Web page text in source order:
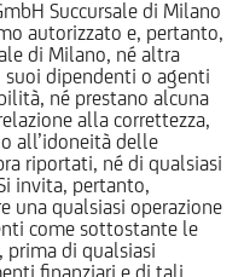
Succursale di Milano
autorizzato e, pertanto,
di Milano, né altra
dipendenti o agenti
né prestano alcuna
alla correttezza,
all’idoneità delle
riportati, né di qualsiasi
invita, pertanto,
una qualsiasi operazione
come sottostante le
prima di qualsiasi